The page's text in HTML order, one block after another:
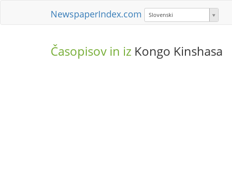
NewspaperIndex.com Slovenski
Časopisov in iz Kongo Kinshasa